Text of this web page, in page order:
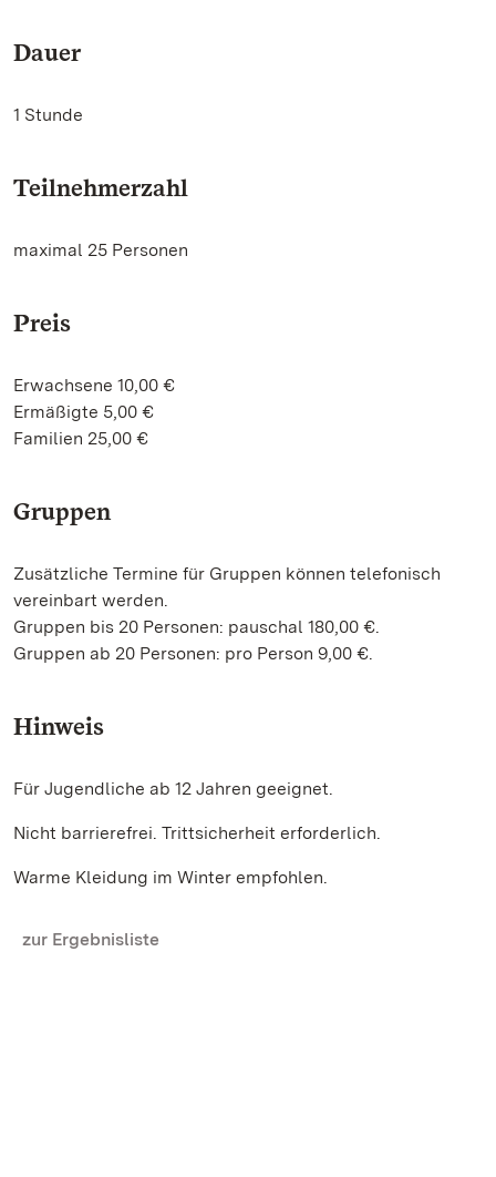
Dauer
1 Stunde
Teilnehmerzahl
maximal 25 Personen
Preis
Erwachsene 10,00 €
Ermäßigte 5,00 €
Familien 25,00 €
Gruppen
Zusätzliche Termine für Gruppen können telefonisch
vereinbart werden.
Gruppen bis 20 Personen: pauschal 180,00 €.
Gruppen ab 20 Personen: pro Person 9,00 €.
Hinweis
Für Jugendliche ab 12 Jahren geeignet.
Nicht barrierefrei. Trittsicherheit erforderlich.
Warme Kleidung im Winter empfohlen.
zur Ergebnisliste